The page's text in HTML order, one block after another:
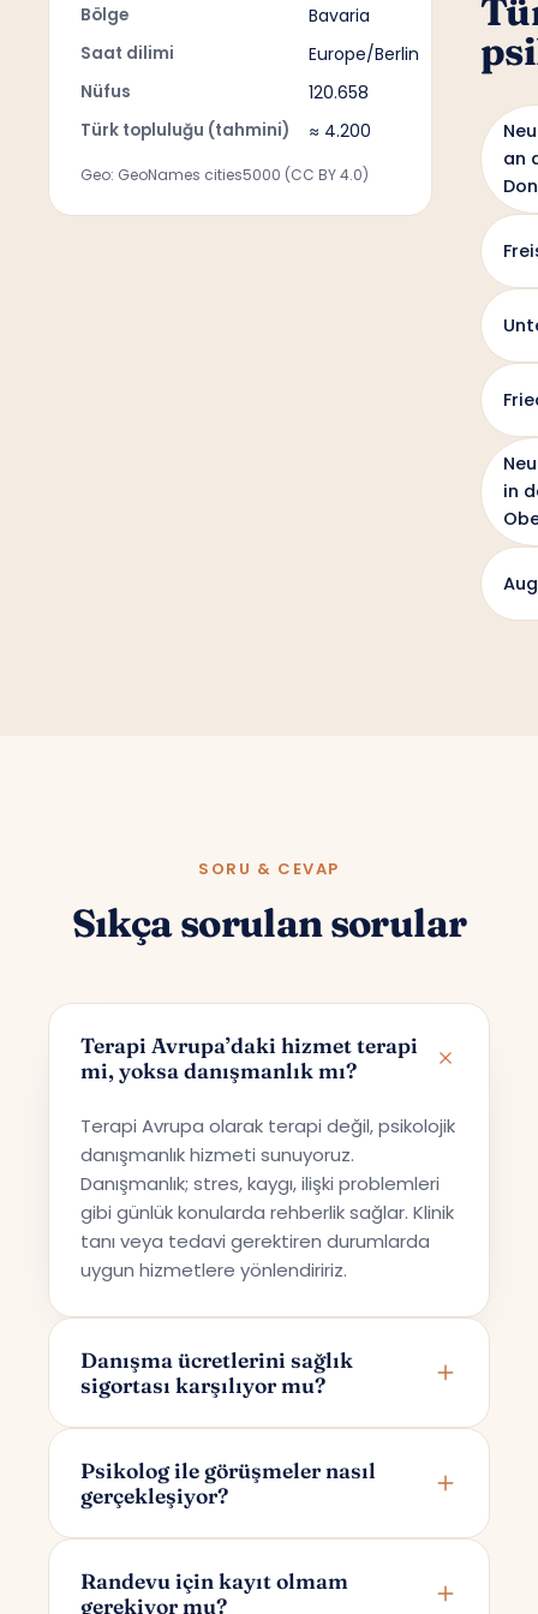
Bölge Bavaria
Saat dilimi Europe/Berlin
Nüfus 120.658
Türk topluluğu (tahmini) ≈ 4.200
Geo: GeoNames cities5000 (CC BY 4.0)
an
in
SORU & CEVAP
Sıkça sorulan sorular
Terapi Avrupa’daki hizmet terapi
mi, yoksa danışmanlık mı?
Terapi Avrupa olarak terapi değil, psikolojik
danışmanlık hizmeti sunuyoruz.
Danışmanlık; stres, kaygı, ilişki problemleri
gibi günlük konularda rehberlik sağlar. Klinik
tanı veya tedavi gerektiren durumlarda
uygun hizmetlere yönlendiririz.
Danışma ücretlerini sağlık
sigortası karşılıyor mu?
sunmaktadır; bu nedenle ücretler sağlık
sigortaları tarafından karşılanmamaktadır.
Psikolog ile görüşmeler nasıl
gerçekleşiyor?
üzerinden yapılır. Randevunuzu
oluşturduktan sonra yalnızca size ve
Randevu için kayıt olmam
gerekiyor mu?